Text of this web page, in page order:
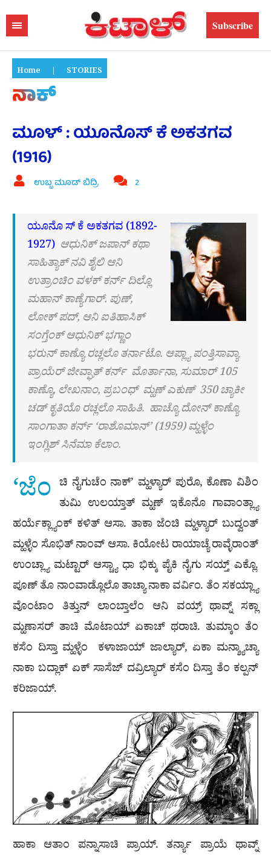
Subscribe
Home | STORIES
ನಾಕ್
ಮೂಳ್ : ಯೂನೊಸ್ ಕೆ ಅಕತಗವ
(1916)
ಉಬ್ಬ ಮೂಡ್ ಬಿದ್ರಿ 2
ಯೂನೊ ಸ್ ಕೆ ಅಕತಗವ (1892-
1927) ಆಧುನಿಕ್ ಜಪಾನ್ ಕಥಾ
ಸಾಹಿತ್ಯಾಕ್ ನವಿ ಶೈಲಿ ಆನಿ
ಉತ್ರಾಂಚಿಂ ವಳಕ್ ಕರ್ನ್ ದಿಲ್ಲೊ
ಮಹಾನ್ ಕಾಣ್ಯೆಗಾರ್. ಪುಣ್,
ಲೋಕ್‌ ಪದ್, ಆನಿ ಐತಿಹಾಸಿಕ್
ಸಂಗ್ತೆಂಕ್ ಆಧುನಿಕ್ ಭಗ್ಣಾಂ
ಭರುನ್ ಕಾಣ್ಯೊ ರಚ್ಲಲೊ ತರ್ನಾಟೊ. ಆಪ್ಲ್ಯಾ ಪಂತ್ತಿಸಾವ್ಯಾ
ಪ್ರಾಯೆರ್ ಜೀವ್ಘಾತ್ ಕರ್ನ್ ಮೊರ್ತಾನಾ, ಸುಮಾರ್ 105
ಕಾಣ್ಯೊ, ಲೇಖನಾಂ, ಪ್ರಬಂಧ್ ಮ್ಹಣ್ ಎಕುಣ್ 350 ಚ್ಯಾಕೀ
ಚಡ್ ಕೃತಿಯೊ ರಚ್ಲಲೊ ಸಾಹಿತಿ. ಹಾಚ್ಯೊ ದೋನ್ ಕಾಣ್ಯೊ
ಸಾಂಗಾತಾ ಕರ್ನ್ ‘ರಾಶೊಮಾನ್’ (1959) ಮ್ಹಳ್ಳೆಂ
ಇಂಗ್ಲಿಶ್ ಸಿನೆಮಾ ಕೆಲಾಂ.
‘ಜೆಂ ಚಿ ನೈಗುಚೆಂ ನಾಕ್’ ಮ್ಹಳ್ಯಾರ್ ಪುರೊ, ಕೊಣಾ ವಿಶಿಂ
ತುಮಿ ಉಲಯ್ತಾತ್ ಮ್ಹಣ್ ಇಕೊನೊ ಗಾವಾಂತ್ಲ್ಯಾ
ಹರ್ಯೆಕ್ಲ್ಯಾಂಕ್ ಕಳಿತ್ ಆಸಾ. ತಾಕಾ ಜೆಂಚಿ ಮ್ಹಳ್ಯಾರ್ ಬುದ್ವಂತ್
ಮ್ಹಳ್ಳೆಂ ಸೊಭಿತ್ ನಾಂವ್ ಆಸಾ. ಕಿಯೋಟ ರಾಯಾಚ್ಯೆ ರಾವ್ಳೆರಾಂತ್
ಉಂಚ್ಲ್ಯಾ ಮಟ್ಟಾರ್ ಆಸ್ಚ್ಯಾ ಧಾ ಭಿಕ್ಕು ಪೈಕಿ ನೈಗು ಸಯ್ತ್ ಎಕ್ಲೊ.
ಪೂಣ್ ತೊ ನಾಂವಾಡ್ಲೊಲೊ ತಾಚ್ಯಾ ನಾಕಾ ವರ್ವಿಂ. ತೆಂ ಸಕಯ್ಲ್ಯಾ
ವೊಂಟಾಂ ತಿತ್ತುನ್ ಲಾಂಬ್ತಾಲೆಂ ಆನಿ ವಯ್ರ್ ಥಾವ್ನ್ ಸಕ್ಲಾ
ಮ್ಹಣಾಸರ್ ತಾಚಿ ಮೊಟಾಯ್ ಏಕಾಚ್ ಥರಾಚಿ. ತುಮ್ಕಾಂ ತೆಂ
ಕಸೆಂ ದಿಸ್ತಾ ಮ್ಹಳ್ಳೆಂ ಕಳಾಜಾಯ್ ಜಾಲ್ಯಾರ್, ಏಕಾ ಮನ್ಶ್ಯಾಚ್ಯಾ
ನಾಕಾ ಬದ್ಲಾಕ್ ಏಕ್ ಸಾಸೆಜ್ ದವ್ರಿಲ್ಯಾರ್ ಕಸೆಂ ದಿಸ್ತಾ ತೆಂ ಕಲ್ಪನ್
ಕರಿಜಾಯ್.
ಹಾಕಾ ಆತಾಂ ಪನ್ನಾಸಾಚಿ ಪ್ರಾಯ್. ತರ್ನ್ಯಾ ಪ್ರಾಯೆ ಥಾವ್ನ್